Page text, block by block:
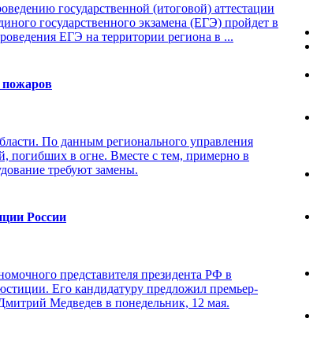
государственной (итоговой) аттестации
государственного экзамена (ЕГЭ) пройдет в
ЕГЭ на территории региона в ...
пожаров
По данным регионального управления
погибших в огне. Вместе с тем, примерно в
требуют замены.
России
представителя президента РФ в
Его кандидатуру предложил премьер-
Медведев в понедельник, 12 мая.